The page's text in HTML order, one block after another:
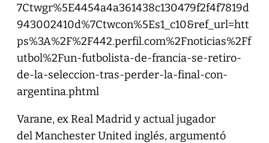
7Ctwgr%5E4454a4a361438c130479f2f4f7819d
943002410d%7Ctwcon%5Es1_c10&ref_url=htt
ps%3A%2F%2F442.perfil.com%2Fnoticias%2Ff
utbol%2Fun-futbolista-de-francia-se-retiro-
de-la-seleccion-tras-perder-la-final-con-
argentina.phtml
Varane, ex Real Madrid y actual jugador
del Manchester United inglés, argumentó